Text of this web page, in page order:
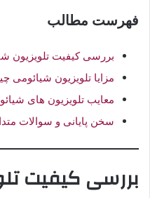
فهرست مطالب
بررسی کیفیت تلویزیون
مزایا تلویزیون شیائومی
معایب تلویزیون های
سخن پایانی و سوالات
بررسی کیفیت